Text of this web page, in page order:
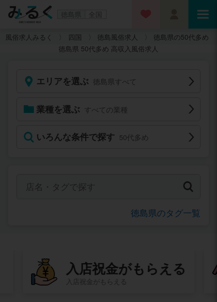
徳島県 全国
風俗求人みるく 四国 徳島風俗求人
徳島県の50代多め
徳島県 50代多め 高収入風俗求人
エリアを選ぶ 徳島県すべて
業種を選ぶ すべての業種
いろんな条件で探す 50代多め
徳島県のタグ一覧
即日体験入店
その日に体験入店してお給料ももらえる